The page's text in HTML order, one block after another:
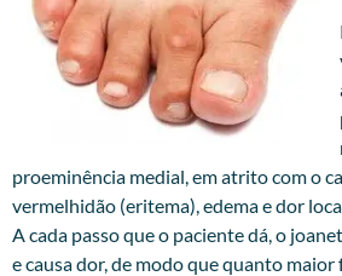
proeminência medial, em atrito com o
vermelhidão (eritema), edema e dor
A cada passo que o paciente dá, o
e causa dor, de modo que quanto maior